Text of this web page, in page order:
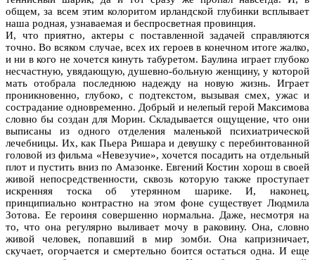
общем, за всем этим колоритом ирландской глубинки всплывает
наша родная, узнаваемая и беспросветная провинция.
И, что приятно, актеры с поставленной задачей справляются
точно. Во всяком случае, всех их героев в конечном итоге жалко,
и ни в кого не хочется кинуть табуретом. Баулина играет глубоко
несчастную, увядающую, душевно-больную женщину, у которой
мать отобрала последнюю надежду на новую жизнь. Играет
проникновенно, глубоко, с подтекстом, вызывая смех, ужас и
сострадание одновременно. Добрый и нелепый герой Максимова
словно бы создан для Морин. Складывается ощущение, что они
выписаны из одного отделения маленькой психиатрической
лечебницы. Их, как Пьера Ришара и девушку с перебинтованной
головой из фильма «Невезучие», хочется посадить на отдельный
плот и пустить вниз по Амазонке. Евгений Костин хорош в своей
живой непосредственности, сквозь которую также проступает
искренняя тоска об утерянном шарике. И, наконец,
принципиально контрастно на этом фоне существует Людмила
Зотова. Ее героиня совершенно нормальна. Даже, несмотря на
то, что она регулярно выливает мочу в раковину. Она, словно
живой человек, попавший в мир зомби. Она капризничает,
скучает, огорчается и смертельно боится остаться одна. И еще